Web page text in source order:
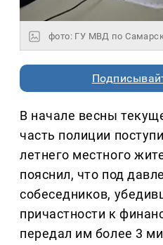
фото: ГУ МВД по
В начале весны
часть полиции
летнего местного
пояснил, что под
собеседников,
причастности к
передал им более 3